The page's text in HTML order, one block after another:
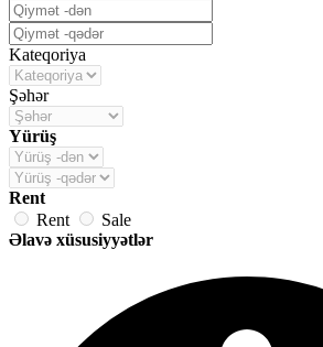
Kateqoriya
Şəhər
Yürüş
Rent
Rent
Sale
Əlavə xüsusiyyətlər